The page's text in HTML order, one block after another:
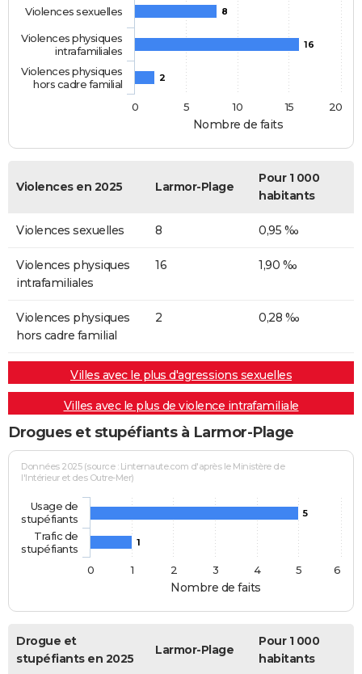
Nombre de faits
8
16
2
Violences sexuelles
Violences physiques
intrafamiliales
Violences physiques
hors cadre familial
0
5 10 15 20
Violences en 2025 Larmor-Plage
Pour 1 000
habitants
Violences sexuelles 8 0,95 ‰
Violences physiques
intrafamiliales
16 1,90 ‰
Violences physiques
hors cadre familial
2 0,28 ‰
Villes avec le plus d'agressions sexuelles
Villes avec le plus de violence intrafamiliale
Drogues et stupéfiants à Larmor-Plage
Nombre de faits
Données 2025 (source : Linternaute.com d'après le Ministère de
l'Intérieur et des Outre-Mer)
5
1
Usage de
stupéfiants
Trafic de
stupéfiants
0
1 2 3 4 5 6
Drogue et
stupéfiants en 2025
Larmor-Plage
Pour 1 000
habitants